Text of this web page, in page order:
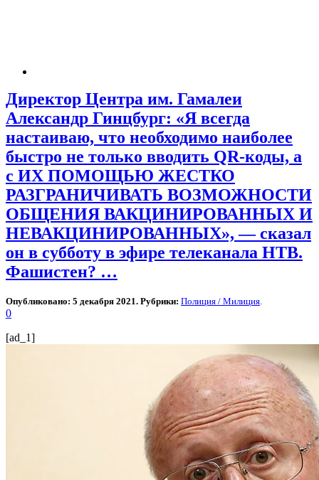
Директор Центра им. Гамалеи
Александр Гинцбург: «Я всегда
настаиваю, что необходимо наиболее
быстро не только вводить QR-коды, а
с ИХ ПОМОЩЬЮ ЖЕСТКО
РАЗГРАНИЧИВАТЬ ВОЗМОЖНОСТИ
ОБЩЕНИЯ ВАКЦИНИРОВАННЫХ И
НЕВАКЦИНИРОВАННЫХ», — сказал
он в субботу в эфире телеканала НТВ.
Фашистен? …
Опубликовано: 5 декабря 2021. Рубрики: Полиция / Милиция
0
[ad_1]